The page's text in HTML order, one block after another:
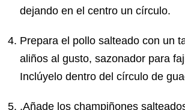
dejando en el centro un círculo.
Prepara el pollo salteado con un
aliños al gusto, sazonador para
Inclúyelo dentro del círculo de
.Añade los champiñones